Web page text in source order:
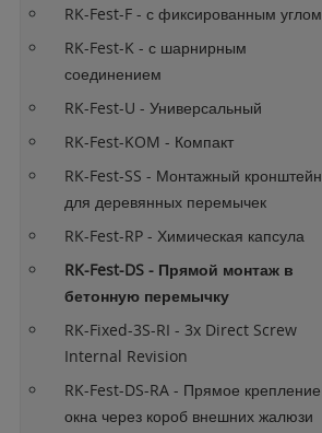
RK-Fest-F - с фиксированным углом
RK-Fest-K - с шарнирным
соединением
RK-Fest-U - Универсальный
RK-Fest-KOM - Компакт
RK-Fest-SS - Монтажный кронштейн
для деревянных перемычек
RK-Fest-RP - Химическая капсула
RK-Fest-DS - Прямой монтаж в
бетонную перемычку
RK-Fixed-3S-RI - 3x Direct Screw
Internal Revision
RK-Fest-DS-RA - Прямое крепление
окна через короб внешних жалюзи